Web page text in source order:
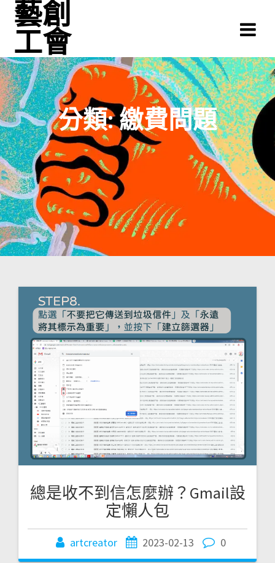
藝創
工會
分類:繳費問題
總是收不到信怎麼辦？Gmail設
定懶人包
artcreator 2023-02-13 0